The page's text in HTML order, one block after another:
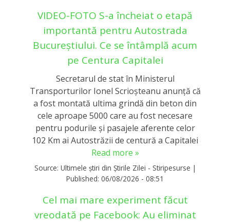
VIDEO-FOTO S-a încheiat o etapă
importantă pentru Autostrada
Bucureștiului. Ce se întâmplă acum
pe Centura Capitalei
Secretarul de stat în Ministerul
Transporturilor Ionel Scrioşteanu anunţă că
a fost montată ultima grindă din beton din
cele aproape 5000 care au fost necesare
pentru podurile şi pasajele aferente celor
102 Km ai Autostrăzii de centură a Capitalei
Read more »
Source: Ultimele știri din Știrile Zilei - Stiripesurse |
Published: 06/08/2026 - 08:51
Cel mai mare experiment făcut
vreodată pe Facebook: Au eliminat